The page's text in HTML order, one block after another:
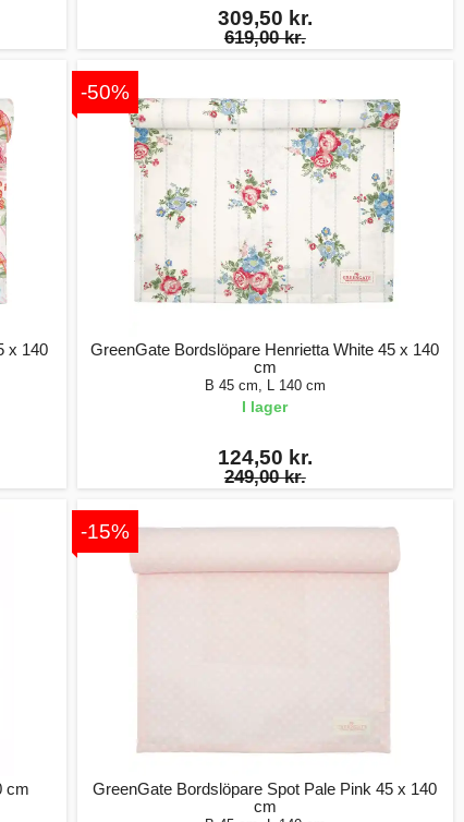
309,50 kr.
619,00 kr.
x 140
-50%
GreenGate Bordslöpare Henrietta White 45 x 140
cm
B 45 cm, L 140 cm
I lager
124,50 kr.
249,00 kr.
cm
-15%
GreenGate Bordslöpare Spot Pale Pink 45 x 140
cm